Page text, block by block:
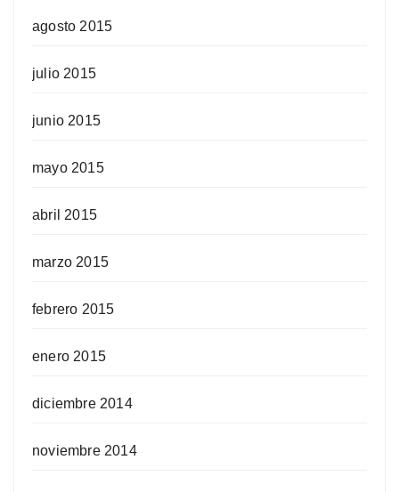
agosto 2015
julio 2015
junio 2015
mayo 2015
abril 2015
marzo 2015
febrero 2015
enero 2015
diciembre 2014
noviembre 2014